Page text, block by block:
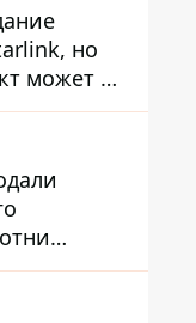
но
может не
ВСУ